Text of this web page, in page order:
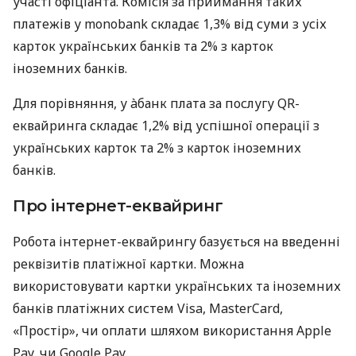
платежів у monobank складає 1,3% від суми з усіх
карток українських банків та 2% з карток
іноземних банків.
Для порівняння, у àбанк плата за послугу QR-
еквайринга складає 1,2% від успішної операції з
українських карток та 2% з карток іноземних
банків.
Про інтернет-еквайринг
Робота інтернет-еквайрингу базується на введенні
реквізитів платіжної картки. Можна
використовувати картки українських та іноземних
банків платіжних систем Visa, MasterCard,
«Простір», чи оплати шляхом використання Apple